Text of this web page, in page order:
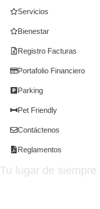
Servicios
Bienestar
Registro Facturas
Portafolio Financiero
Parking
Pet Friendly
Contáctenos
Reglamentos
Tu lugar de siempre